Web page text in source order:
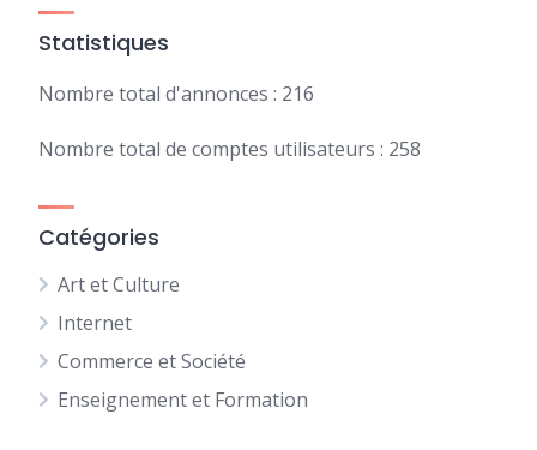
Statistiques
Nombre total d'annonces : 216
Nombre total de comptes utilisateurs : 258
Catégories
Art et Culture
Internet
Commerce et Société
Enseignement et Formation